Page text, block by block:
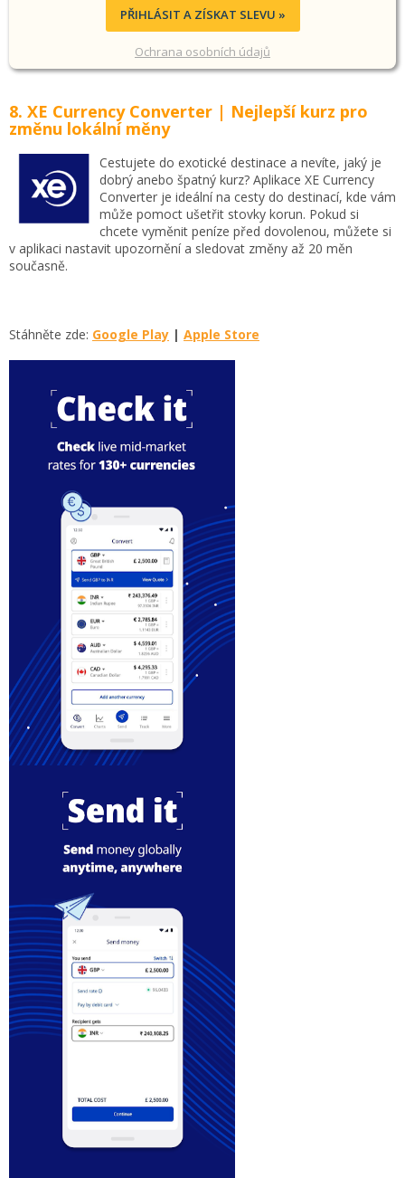
PŘIHLÁSIT A ZÍSKAT SLEVU »
Ochrana osobních údajů
8. XE Currency Converter | Nejlepší kurz pro
změnu lokální měny
Cestujete do exotické destinace a nevíte, jaký je
dobrý anebo špatný kurz? Aplikace XE Currency
Converter je ideální na cesty do destinací, kde vám
může pomoct ušetřit stovky korun. Pokud si
chcete vyměnit peníze před dovolenou, můžete si
v aplikaci nastavit upozornění a sledovat změny až 20 měn
současně.
Stáhněte zde: Google Play | Apple Store